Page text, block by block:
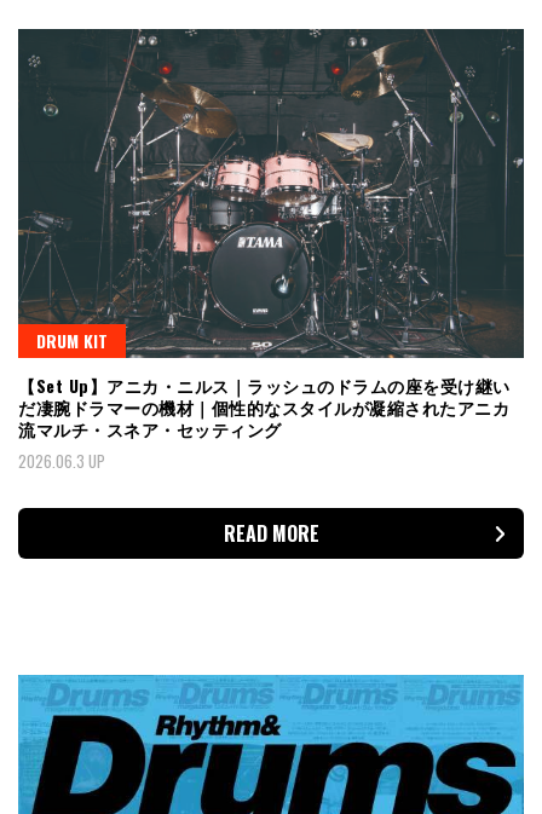
DRUM KIT
【Set Up】アニカ・ニルス｜ラッシュのドラムの座を受け継い
だ凄腕ドラマーの機材｜個性的なスタイルが凝縮されたアニカ
流マルチ・スネア・セッティング
2026.06.3 UP
READ MORE